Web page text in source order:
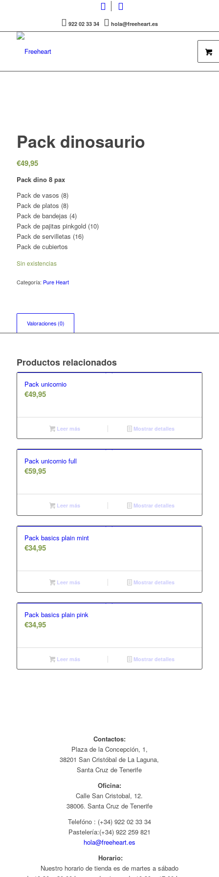
922 02 33 34 hola@freeheart.es
Pack dinosaurio
€49,95
Pack dino 8 pax
Pack de vasos (8)
Pack de platos (8)
Pack de bandejas (4)
Pack de pajitas pinkgold (10)
Pack de servilletas (16)
Pack de cubiertos
Sin existencias
Categoría: Pure Heart
Valoraciones (0)
Productos relacionados
Pack unicornio
€49,95
Leer más Mostrar detalles
Pack unicornio full
€59,95
Leer más Mostrar detalles
Pack basics plain mint
€34,95
Leer más Mostrar detalles
Pack basics plain pink
€34,95
Leer más Mostrar detalles
Contactos:
Plaza de la Concepción, 1,
38201 San Cristóbal de La Laguna,
Santa Cruz de Tenerife
Oficina:
Calle San Cristobal, 12.
38006. Santa Cruz de Tenerife
Telefóno : (+34) 922 02 33 34
Pastelería:(+34) 922 259 821
hola@freeheart.es
Horario:
Nuestro horario de tienda es de martes a sábado